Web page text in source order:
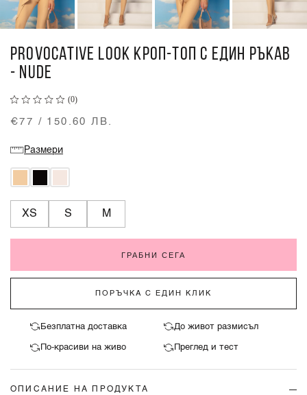
PROVOCATIVE LOOK КРОП-ТОП С ЕДИН РЪКАВ
- NUDE
(0)
€77 / 150.60 ЛВ.
Размери
XS S M
ГРАБНИ СЕГА
ПОРЪЧКА С ЕДИН КЛИК
Безплатна доставка До живот размисъл
По-красиви на живо Преглед и тест
ОПИСАНИЕ НА ПРОДУКТА